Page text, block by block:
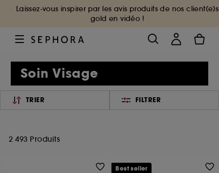
Laissez-vous inspirer par les avis produits de nos client(e)s
gold en vidéo !
Soin Visage
TRIER FILTRER
2 493 Produits
Best seller